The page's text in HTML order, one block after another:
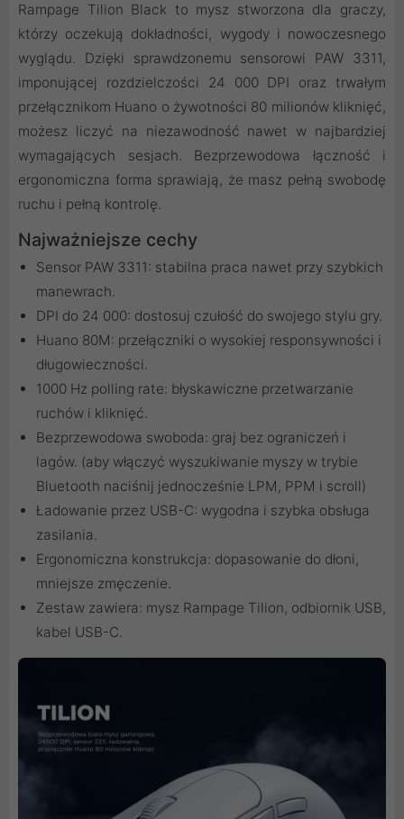
Rampage Tilion Black to mysz stworzona dla graczy,
którzy oczekują dokładności, wygody i nowoczesnego
wyglądu. Dzięki sprawdzonemu sensorowi PAW 3311,
imponującej rozdzielczości 24 000 DPI oraz trwałym
przełącznikom Huano o żywotności 80 milionów kliknięć,
możesz liczyć na niezawodność nawet w najbardziej
wymagających sesjach. Bezprzewodowa łączność i
ergonomiczna forma sprawiają, że masz pełną swobodę
ruchu i pełną kontrolę.
Najważniejsze cechy
Sensor PAW 3311: stabilna praca nawet przy szybkich
manewrach.
DPI do 24 000: dostosuj czułość do swojego stylu gry.
Huano 80M: przełączniki o wysokiej responsywności i
długowieczności.
1000 Hz polling rate: błyskawiczne przetwarzanie
ruchów i kliknięć.
Bezprzewodowa swoboda: graj bez ograniczeń i
lagów. (aby włączyć wyszukiwanie myszy w trybie
Bluetooth naciśnij jednocześnie LPM, PPM i scroll)
Ładowanie przez USB-C: wygodna i szybka obsługa
zasilania.
Ergonomiczna konstrukcja: dopasowanie do dłoni,
mniejsze zmęczenie.
Zestaw zawiera: mysz Rampage Tilion, odbiornik USB,
kabel USB-C.